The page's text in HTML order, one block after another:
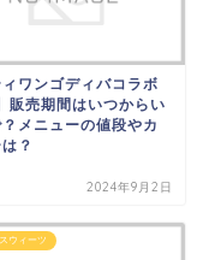
ワンゴディバコラボ
販売期間はいつからい
メニューの値段やカ
？
2024年9月2日
ウィーツ